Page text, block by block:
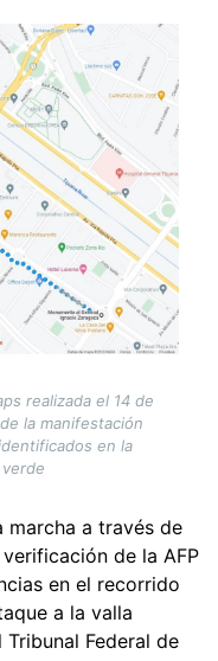
realizada el 14 de
la manifestación
en la
marcha a través de
de la AFP
en el recorrido
a la valla
Federal de